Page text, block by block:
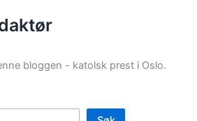
bloggen - katolsk prest i Oslo.